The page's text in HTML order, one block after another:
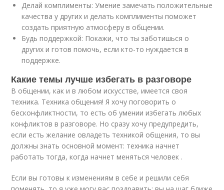
Делай комплименты: Умение замечать положительные
качества у других и делать комплименты поможет
создать приятную атмосферу в общении.
Будь поддержкой: Покажи, что ты заботишься о
других и готов помочь, если кто-то нуждается в
поддержке.
Какие темы лучше избегать в разговоре
В общении, как и в любом искусстве, имеется своя
техника. Техника общения! Я хочу поговорить о
бесконфликтности, то есть об умении избегать любых
конфликтов в разговоре. Но сразу хочу предупредить,
если есть желание овладеть техникой общения, то вы
должны знать основной момент: техника начнет
работать тогда, когда начнет меняться человек .
Если вы готовы к изменениям в себе и решили себя